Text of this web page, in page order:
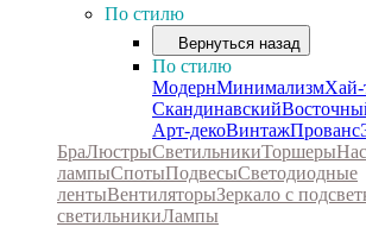
По стилю
Вернуться назад
По стилю
МодернМинимализмХай-
Скандинавский
Арт-декоВинтажПрованс
БраЛюстрыСветильникиТоршеры
лампыСпотыПодвесыСветодиодные
лентыВентиляторыЗеркало с
светильникиЛампы